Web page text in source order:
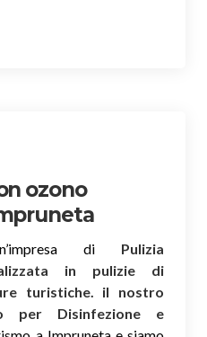
ozono
di Pulizia
in pulizie di
turistiche. il nostro
per Disinfezione e